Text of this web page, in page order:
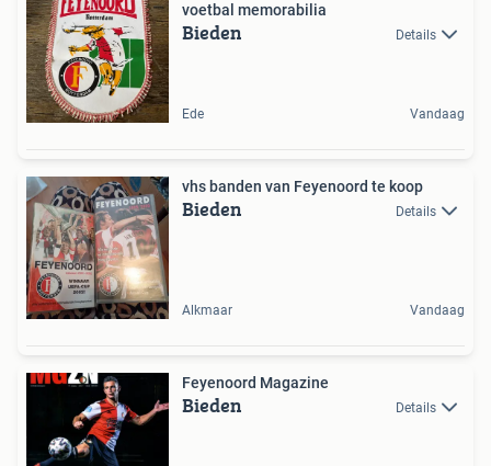
voetbal memorabilia
Bieden Details
Ede Vandaag
vhs banden van Feyenoord te koop
Bieden Details
Alkmaar Vandaag
Feyenoord Magazine
Bieden Details